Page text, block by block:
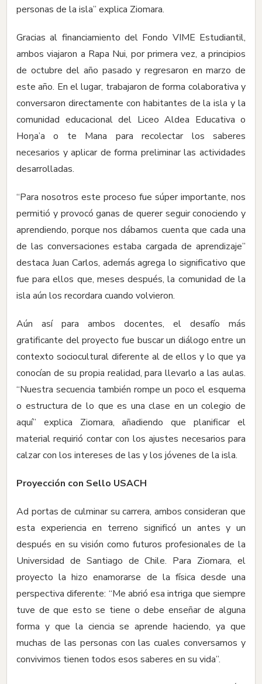
personas de la isla” explica Ziomara.
Gracias al financiamiento del Fondo VIME Estudiantil,
ambos viajaron a Rapa Nui, por primera vez, a principios
de octubre del año pasado y regresaron en marzo de
este año. En el lugar, trabajaron de forma colaborativa y
conversaron directamente con habitantes de la isla y la
comunidad educacional del Liceo Aldea Educativa o
Hoŋa’a o te Mana para recolectar los saberes
necesarios y aplicar de forma preliminar las actividades
desarrolladas.
“Para nosotros este proceso fue súper importante, nos
permitió y provocó ganas de querer seguir conociendo y
aprendiendo, porque nos dábamos cuenta que cada una
de las conversaciones estaba cargada de aprendizaje”
destaca Juan Carlos, además agrega lo significativo que
fue para ellos que, meses después, la comunidad de la
isla aún los recordara cuando volvieron.
Aún así para ambos docentes, el desafío más
gratificante del proyecto fue buscar un diálogo entre un
contexto sociocultural diferente al de ellos y lo que ya
conocían de su propia realidad, para llevarlo a las aulas.
“Nuestra secuencia también rompe un poco el esquema
o estructura de lo que es una clase en un colegio de
aquí” explica Ziomara, añadiendo que planificar el
material requirió contar con los ajustes necesarios para
calzar con los intereses de las y los jóvenes de la isla.
Proyección con Sello USACH
Ad portas de culminar su carrera, ambos consideran que
esta experiencia en terreno significó un antes y un
después en su visión como futuros profesionales de la
Universidad de Santiago de Chile. Para Ziomara, el
proyecto la hizo enamorarse de la física desde una
perspectiva diferente: “Me abrió esa intriga que siempre
tuve de que esto se tiene o debe enseñar de alguna
forma y que la ciencia se aprende haciendo, ya que
muchas de las personas con las cuales conversamos y
convivimos tienen todos esos saberes en su vida”.